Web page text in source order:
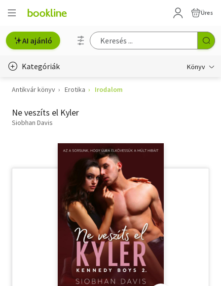
Üres
AI ajánló
Kategóriák Könyv
Életmód, egészség
Erotika
Hobbi, szabadidő
Tankönyv, segédkönyv
Társadalomtudomány
Antikvár könyv Erotika Irodalom
Ne veszíts el Kyler
Siobhan Davis